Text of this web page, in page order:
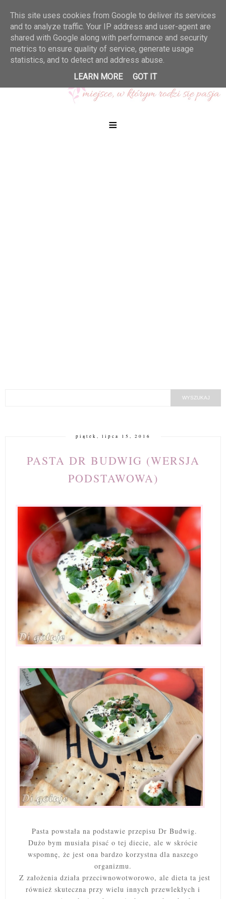
≡
piątek, lipca 15, 2016
PASTA DR BUDWIG (WERSJA
PODSTAWOWA)
Pasta powstała na podstawie przepisu Dr Budwig.
Dużo bym musiała pisać o tej diecie, ale w skrócie
wspomnę, że jest ona bardzo korzystna dla naszego
organizmu.
Z założenia działa przeciwnowotworowo, ale dieta ta jest
również skuteczna przy wielu innych przewlekłych i
This site uses cookies from Google to deliver its services
and to analyze traffic. Your IP address and user-agent are
shared with Google along with performance and security
metrics to ensure quality of service, generate usage
statistics, and to detect and address abuse.
LEARN MORE
GOT IT